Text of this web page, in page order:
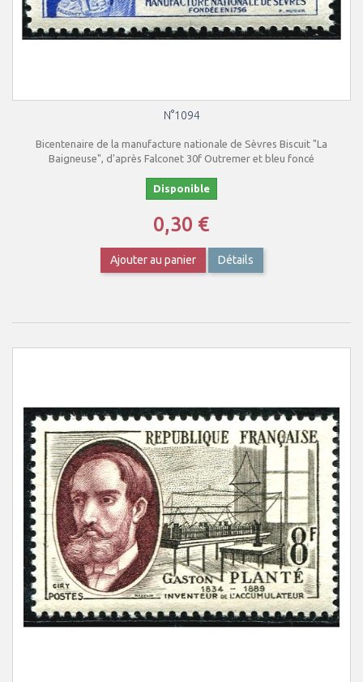
N°1094
Bicentenaire de la manufacture nationale de Sèvres Biscuit "La
Baigneuse", d'après Falconet 30f Outremer et bleu foncé
Disponible
0,30 €
Ajouter au panier Détails